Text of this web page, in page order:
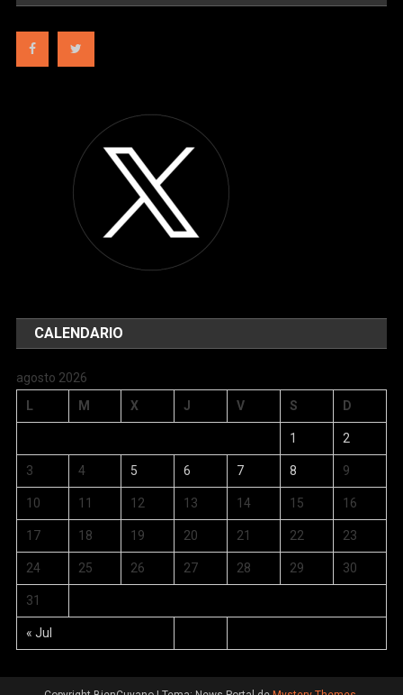
CALENDARIO
agosto 2026
L
M X J V S D
« Jul
1 2
3 4 5 6 7 8 9
10 11 12 13 14 15 16
17 18 19 20 21 22 23
24 25 26 27 28 29 30
31